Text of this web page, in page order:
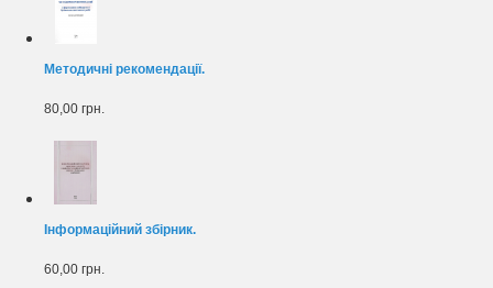
Методичні рекомендації.
80,00 грн.
Інформаційний збірник.
60,00 грн.